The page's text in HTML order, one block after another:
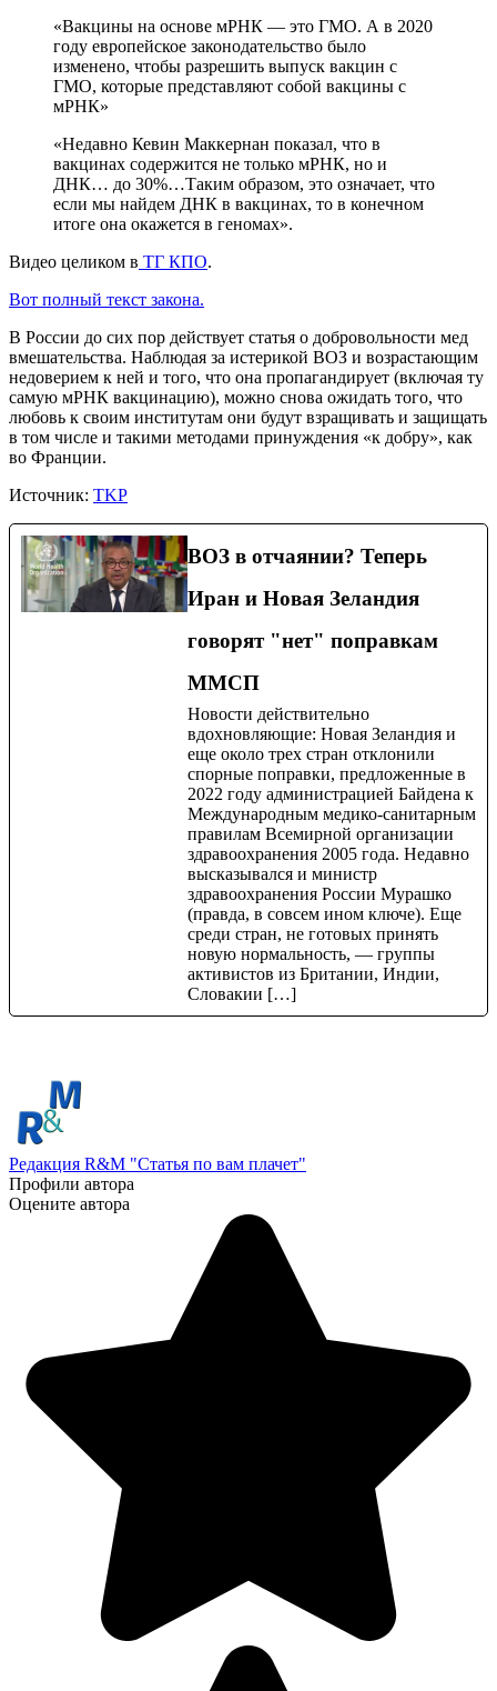
«Вакцины на основе мРНК — это ГМО. А в 2020
году европейское законодательство было
изменено, чтобы разрешить выпуск вакцин с
ГМО, которые представляют собой вакцины с
мРНК»
«Недавно Кевин Маккернан показал, что в
вакцинах содержится не только мРНК, но и
ДНК… до 30%…Таким образом, это означает, что
если мы найдем ДНК в вакцинах, то в конечном
итоге она окажется в геномах».
Видео целиком в ТГ КПО.
Вот полный текст закона.
В России до сих пор действует статья о добровольности мед
вмешательства. Наблюдая за истерикой ВОЗ и возрастающим
недоверием к ней и того, что она пропагандирует (включая ту
самую мРНК вакцинацию), можно снова ожидать того, что
любовь к своим институтам они будут взращивать и защищать
в том числе и такими методами принуждения «к добру», как
во Франции.
Источник: TKP
ВОЗ в отчаянии? Теперь
Иран и Новая Зеландия
говорят "нет" поправкам
ММСП
Новости действительно
вдохновляющие: Новая Зеландия и
еще около трех стран отклонили
спорные поправки, предложенные в
2022 году администрацией Байдена к
Международным медико-санитарным
правилам Всемирной организации
здравоохранения 2005 года. Недавно
высказывался и министр
здравоохранения России Мурашко
(правда, в совсем ином ключе). Еще
среди стран, не готовых принять
новую нормальность, — группы
активистов из Британии, Индии,
Словакии […]
Редакция R&M "Статья по вам плачет"
Профили автора
Оцените автора